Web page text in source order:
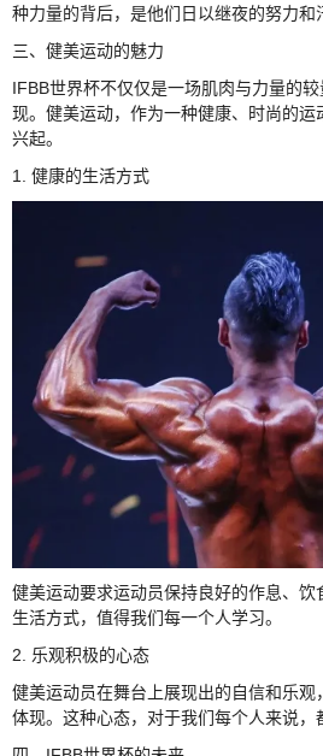
种力量的背后，是他们日以继夜的努力和
三、健美运动的魅力
IFBB世界杯不仅仅是一场肌肉与力量的
现。健美运动，作为一种健康、时尚的
兴起。
1. 健康的生活方式
健美运动要求运动员保持良好的作息、饮
生活方式，值得我们每一个人学习。
2. 乐观积极的心态
健美运动员在舞台上展现出的自信和乐观
体现。这种心态，对于我们每个人来说，